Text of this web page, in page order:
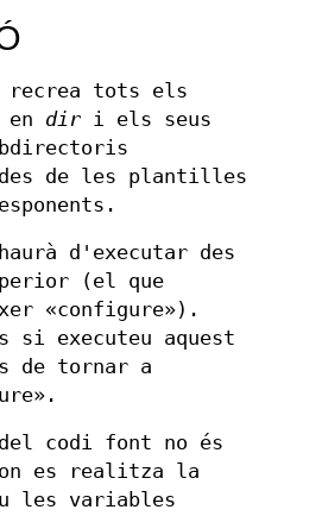
recrea tots els
dir i els seus
de les plantilles
d'executar des
(el que
«configure»).
si executeu aquest
de tornar a
codi font no és
es realitza la
les variables